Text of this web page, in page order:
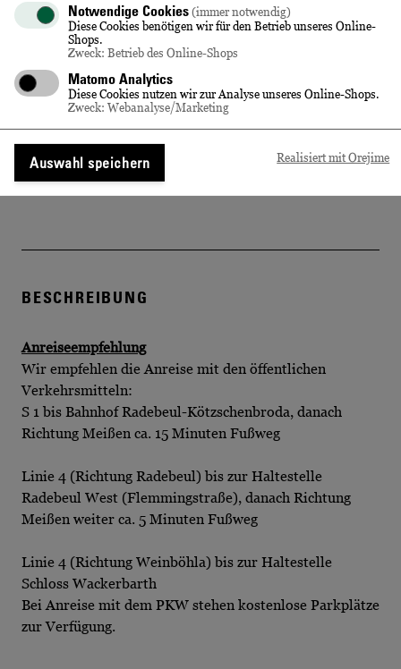
Notwendige Cookies (immer notwendig)
Diese Cookies benötigen wir für den Betrieb unseres Online-
Shops.
Zweck: Betrieb des Online-Shops
Matomo Analytics
Diese Cookies nutzen wir zur Analyse unseres Online-Shops.
Zweck: Webanalyse/Marketing
Auswahl speichern Realisiert mit Orejime
In den Warenkorb
BESCHREIBUNG
Anreiseempfehlung
Wir empfehlen die Anreise mit den öffentlichen
Verkehrsmitteln:
S 1 bis Bahnhof Radebeul-Kötzschenbroda, danach
Richtung Meißen ca. 15 Minuten Fußweg
Linie 4 (Richtung Radebeul) bis zur Haltestelle
Radebeul West (Flemmingstraße), danach Richtung
Meißen weiter ca. 5 Minuten Fußweg
Linie 4 (Richtung Weinböhla) bis zur Haltestelle
Schloss Wackerbarth
Bei Anreise mit dem PKW stehen kostenlose Parkplätze
zur Verfügung.